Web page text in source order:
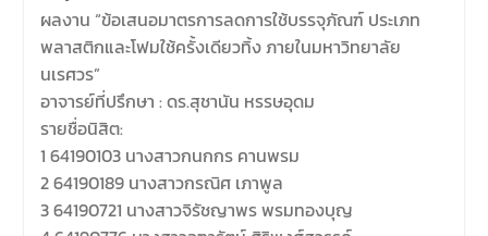
ผลงาน “ข้อเสนอมาตรการลดการใช้บรรจุภัณฑ์ ประเภท
พลาสติกและโฟมใช้ครั้งเดียวทิ้ง ภายในมหาวิทยาลัย
นเรศวร”
อาจารย์ที่ปรึกษา : ดร.สุชานัน หรรษอุดม
รายชื่อนิสิต:
1 64190103 นางสาวกนกกร คานพรม
2 64190189 นางสาวกรณิศ เภาพูล
3 64190721 นางสาวจิรัชญาพร พรมทองบุญ